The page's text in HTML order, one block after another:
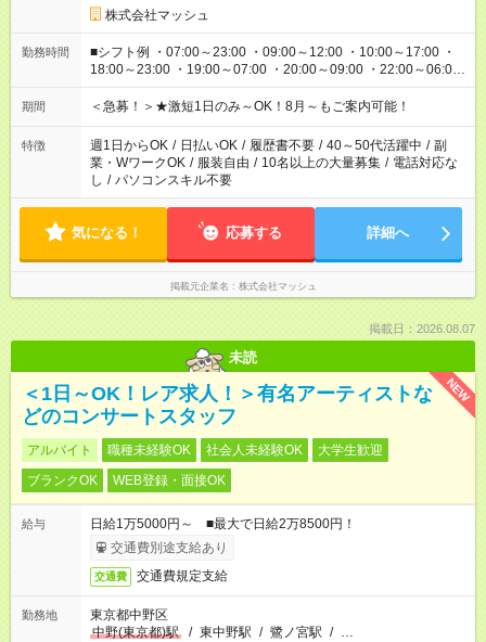
株式会社マッシュ
勤務時間
■シフト例 ・07:00～23:00 ・09:00～12:00 ・10:00～17:00 ・
18:00～23:00 ・19:00～07:00 ・20:00～09:00 ・22:00～06:00
etc ★最短3時間で5,120円のお仕事から／15時間で2万円近く稼
げるお仕事も！ ご希望のお時間に合わせてご紹介！ ※シフトは
ください！
期間 ＜急募！＞★激短1日のみ～OK！8月～もご案内可能！
特徴 週1日からOK / 日払いOK / 履歴書不要 / 40～50代活躍中 / 副
業・WワークOK / 服装自由 / 10名以上の大量募集 / 電話対応な
し / パソコンスキル不要
気になる！ 応募する 詳細へ
掲載元企業名 株式会社マッシュ
掲載日：2026.08.07
未読
NEW
＜1日～OK！レア求人！＞有名アーティストな
どのコンサートスタッフ
アルバイト 職種未経験OK 社会人未経験OK
大学生歓迎
ブランクOK
WEB登録・面接OK
給与
日給1万5000円～ ■最大で日給2万8500円！
交通費別途支給あり
交通費 交通費規定支給
勤務地
東京都中野区
中野(東京都)駅
/ 東中野駅 / 鷺ノ宮駅 / …